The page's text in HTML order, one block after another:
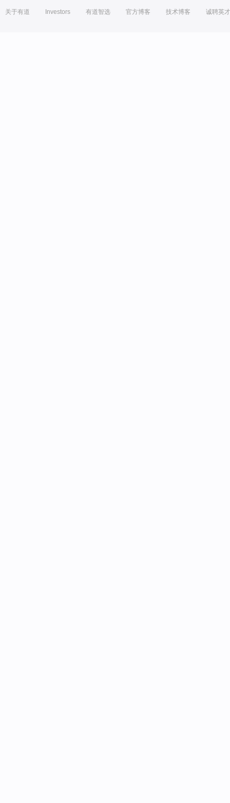
关于有道 Investors 有道智选 官方博客 技术博客 诚聘英才